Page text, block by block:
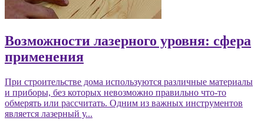
Возможности лазерного уровня: сфера
применения
При строительстве дома используются различные материалы
и приборы, без которых невозможно правильно что-то
обмерять или рассчитать. Одним из важных инструментов
является лазерный у...